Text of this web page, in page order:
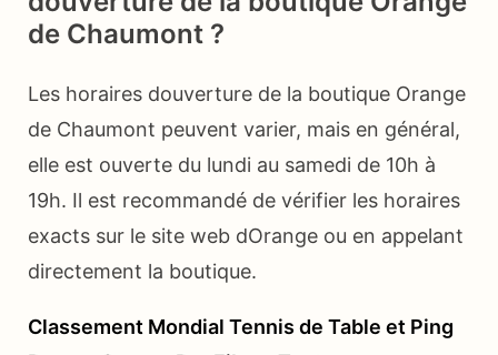
de Chaumont ?
Les horaires douverture de la boutique Orange
de Chaumont peuvent varier, mais en général,
elle est ouverte du lundi au samedi de 10h à
19h. Il est recommandé de vérifier les horaires
exacts sur le site web dOrange ou en appelant
directement la boutique.
Classement Mondial Tennis de Table et Ping